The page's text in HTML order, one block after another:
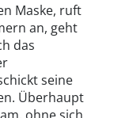
Maske, ruft
an, geht
das
seine
Überhaupt